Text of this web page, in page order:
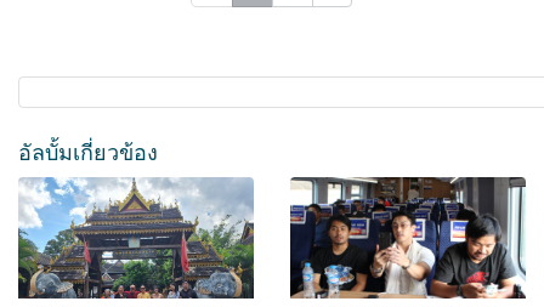
อัลบั้มเกี่ยวข้อง